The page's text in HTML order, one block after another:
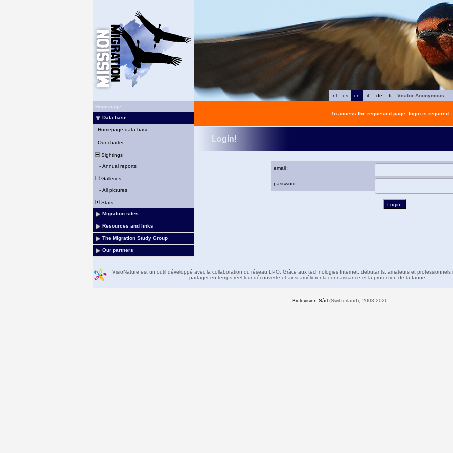
fr
de
it
en
es
nl
Visitor Anonymous
Homepage
Data base
- Homepage data base
- Our charter
Sightings
- Annual reports
Galleries
- All pictures
Stats
Migration sites
Resources and links
The Migration Study Group
Our partners
To access the requested page, login is required.
Login!
email :
password :
VisioNature est un outil développé avec la collaboration du réseau LPO. Grâce aux technologies Internet, débutants, amateurs et professionnels
partager en temps réel leur découverte et ainsi améliorer la connaissance et la protection de la faune
Biolovision Sàrl (Switzerland), 2003-2026